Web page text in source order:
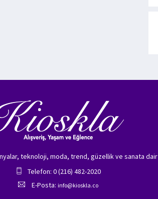
teknoloji, moda, trend, güzellik ve sanata
Telefon: 0 (216) 482-2020
E-Posta: info@kioskla.co